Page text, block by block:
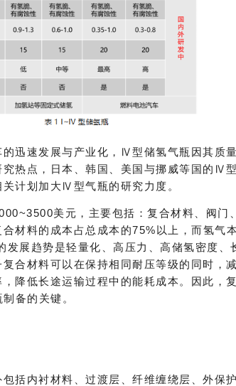
迅速发展与产业化，Ⅳ型储氢气瓶因其质
热点，日本、韩国、美国与挪威等国的Ⅳ
计划加大Ⅳ型气瓶的研究力度。
美元，主要包括：复合材料、阀门
材料的成本占总成本的75%以上，而氢气
发展趋势是轻量化、高压力、高储氢密度、
合材料可以在保持相同耐压等级的同时，
降低长途运输过程中的能耗成本。因此，
备的关键。
括内衬材料、过渡层、纤维缠绕层、外保